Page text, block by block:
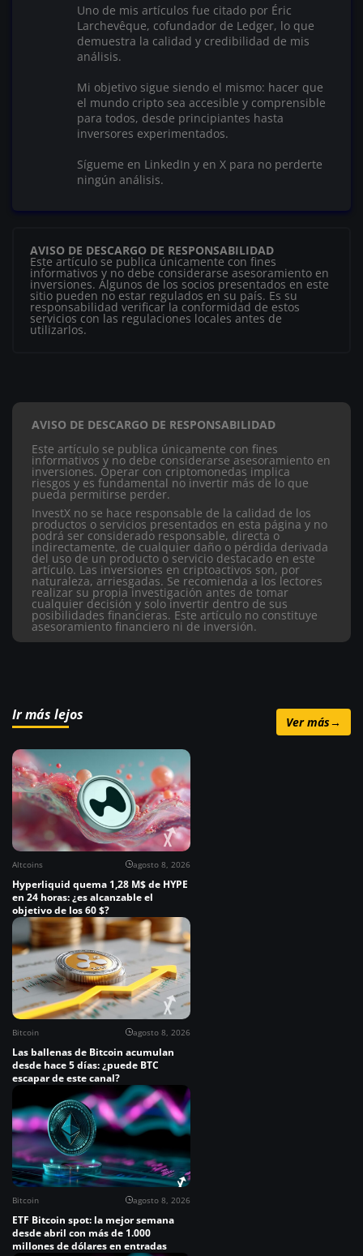
Uno de mis artículos fue citado por Éric
Larchevêque, cofundador de Ledger, lo que
demuestra la calidad y credibilidad de mis
análisis.
Mi objetivo sigue siendo el mismo: hacer que
el mundo cripto sea accesible y comprensible
para todos, desde principiantes hasta
inversores experimentados.
Sígueme en LinkedIn y en X para no perderte
ningún análisis.
AVISO DE DESCARGO DE RESPONSABILIDAD
Este artículo se publica únicamente con fines
informativos y no debe considerarse asesoramiento en
inversiones. Algunos de los socios presentados en este
sitio pueden no estar regulados en su país. Es su
responsabilidad verificar la conformidad de estos
servicios con las regulaciones locales antes de
utilizarlos.
AVISO DE DESCARGO DE RESPONSABILIDAD
Este artículo se publica únicamente con fines
informativos y no debe considerarse asesoramiento en
inversiones. Operar con criptomonedas implica
riesgos y es fundamental no invertir más de lo que
pueda permitirse perder.
InvestX no se hace responsable de la calidad de los
productos o servicios presentados en esta página y no
podrá ser considerado responsable, directa o
indirectamente, de cualquier daño o pérdida derivada
del uso de un producto o servicio destacado en este
artículo. Las inversiones en criptoactivos son, por
naturaleza, arriesgadas. Se recomienda a los lectores
realizar su propia investigación antes de tomar
cualquier decisión y solo invertir dentro de sus
posibilidades financieras. Este artículo no constituye
asesoramiento financiero ni de inversión.
Ir más lejos Ver más→
Altcoins agosto 8, 2026
Hyperliquid quema 1,28 M$ de HYPE
en 24 horas: ¿es alcanzable el
objetivo de los 60 $?
Bitcoin agosto 8, 2026
Las ballenas de Bitcoin acumulan
desde hace 5 días: ¿puede BTC
escapar de este canal?
Bitcoin agosto 8, 2026
ETF Bitcoin spot: la mejor semana
desde abril con más de 1.000
millones de dólares en entradas